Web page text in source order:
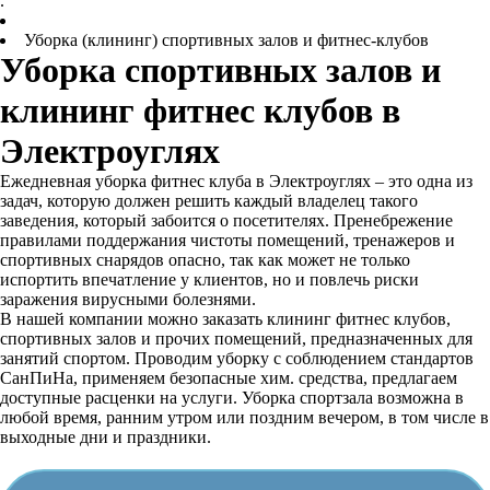
Уборка (клининг) спортивных залов и фитнес-клубов
Уборка спортивных залов и
клининг фитнес клубов в
Электроуглях
Ежедневная уборка фитнес клуба в Электроуглях – это одна из
задач, которую должен решить каждый владелец такого
заведения, который забоится о посетителях. Пренебрежение
правилами поддержания чистоты помещений, тренажеров и
спортивных снарядов опасно, так как может не только
испортить впечатление у клиентов, но и повлечь риски
заражения вирусными болезнями.
В нашей компании можно заказать клининг фитнес клубов,
спортивных залов и прочих помещений, предназначенных для
занятий спортом. Проводим уборку с соблюдением стандартов
СанПиНа, применяем безопасные хим. средства, предлагаем
доступные расценки на услуги. Уборка спортзала возможна в
любой время, ранним утром или поздним вечером, в том числе в
выходные дни и праздники.